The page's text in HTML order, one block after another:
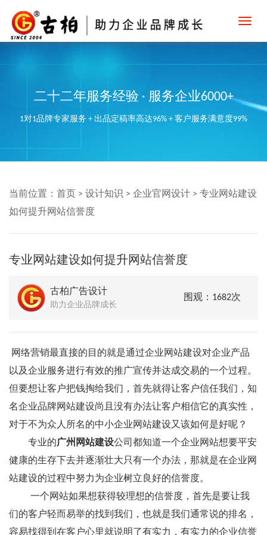
二十二年服务经验 · 服务企业6000+
1对1品牌专家服务 + 出品定稿率高达96% + 客户服务满意度99%
当前位置： 首页 > 设计知识 > 企业官网设计 > 专业网站建设
如何提升网站信誉度
专业网站建设如何提升网站信誉度
古柏广告设计
助力企业品牌成长
围观：1682次
网络营销最直接的目的就是通过企业网站建设对企业产品
以及企业服务进行有效的推广宣传并达成交易的一个过程。
但要想让客户把钱掏给我们，首先就得让客户信任我们，知
名企业品牌网站建设尚且没有办法让客户相信它的真实性，
对于不为众人所名的中小企业网站建设又该如何是好呢？
专业的广州网站建设公司都知道一个企业网站想要平安
健康的生存下去并逐渐壮大只有一个办法，那就是在企业网
站建设的过程中努力为企业树立良好的信誉度。
一个网站如果想获得较理想的信誉度，首先是要让我
们的客户轻而易举的找到我们，也就是我们通常说的排名，
容易找得到在客户心里就说明了有实力，有实力的企业信誉